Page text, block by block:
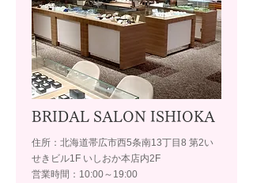
BRIDAL SALON ISHIOKA
住所：北海道帯広市西5条南13丁目8 第2い
せきビル1F いしおか本店内2F
営業時間：10:00～19:00